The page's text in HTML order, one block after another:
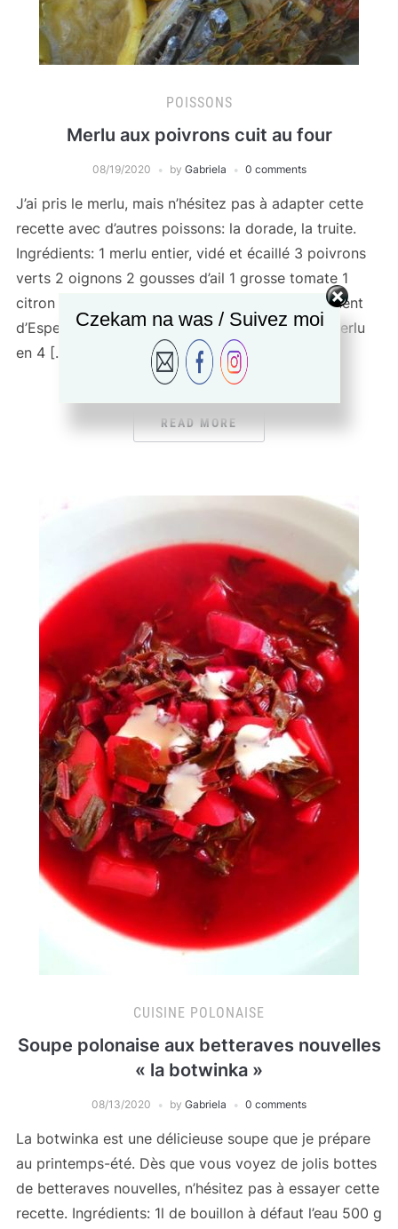
POISSONS
Merlu aux poivrons cuit au four
08/19/2020 by Gabriela 0 comments
J’ai pris le merlu, mais n’hésitez pas à adapter cette
recette avec d’autres poissons: la dorade, la truite.
Ingrédients: 1 merlu entier, vidé et écaillé 3 poivrons
verts 2 oignons 2 gousses d’ail 1 grosse tomate 1
citron jaune un bouquet garni une pincée de piment
d’Espelette sel, poivre Préparation: Coupez le merlu
en 4 […]
READ MORE
CUISINE POLONAISE
Soupe polonaise aux betteraves nouvelles
« la botwinka »
08/13/2020 by Gabriela 0 comments
La botwinka est une délicieuse soupe que je prépare
au printemps-été. Dès que vous voyez de jolis bottes
de betteraves nouvelles, n’hésitez pas à essayer cette
recette. Ingrédients: 1l de bouillon à défaut l’eau 500 g
Czekam na was / Suivez moi